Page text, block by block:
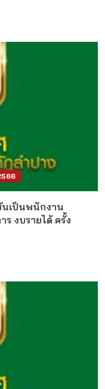
นเป็นพนักงาน
งบรายได้ ครั้ง